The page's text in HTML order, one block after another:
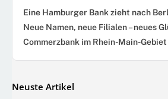
Eine Hamburger Bank zieht nach
Neue Namen, neue Filialen – neues
Commerzbank im Rhein-Main-
Neuste Artikel